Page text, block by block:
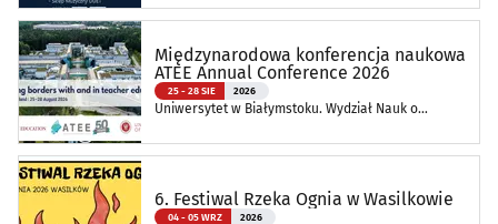
Międzynarodowa konferencja naukowa
ATEE Annual Conference 2026
25 - 28 SIE 2026
Uniwersytet w Białymstoku. Wydział Nauk o
6. Festiwal Rzeka Ognia w Wasilkowie
04 - 05 WRZ 2026